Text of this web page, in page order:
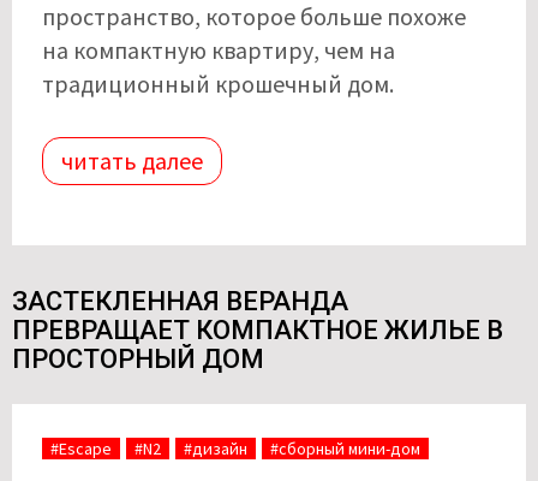
пространство, которое больше похоже
на компактную квартиру, чем на
традиционный крошечный дом.
читать далее
ЗАСТЕКЛЕННАЯ ВЕРАНДА
ПРЕВРАЩАЕТ КОМПАКТНОЕ ЖИЛЬЕ В
ПРОСТОРНЫЙ ДОМ
#Escape #N2 #дизайн #сборный мини-дом